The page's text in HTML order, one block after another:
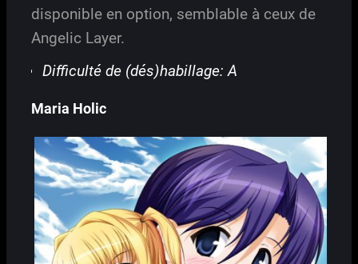
disponible en option, semblable à ceux de
Angelic Layer.
Difficulté de (dés)habillage: A
Maria Holic